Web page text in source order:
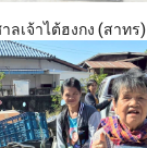
เจ้าไต้ฮงกง (สาทร)